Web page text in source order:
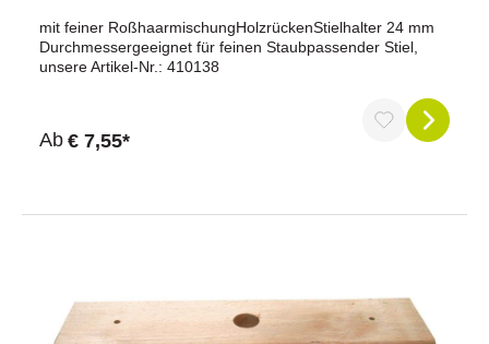
mit feiner RoßhaarmischungHolzrückenStielhalter 24 mm
Durchmessergeeignet für feinen Staubpassender Stiel,
unsere Artikel-Nr.: 410138
Ab € 7,55*